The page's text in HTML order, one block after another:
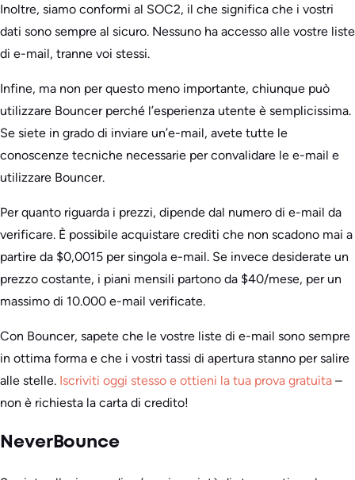
Inoltre, siamo conformi al SOC2, il che significa che i vostri
dati sono sempre al sicuro. Nessuno ha accesso alle vostre liste
di e-mail, tranne voi stessi.
Infine, ma non per questo meno importante, chiunque può
utilizzare Bouncer perché l’esperienza utente è semplicissima.
Se siete in grado di inviare un’e-mail, avete tutte le
conoscenze tecniche necessarie per convalidare le e-mail e
utilizzare Bouncer.
Per quanto riguarda i prezzi, dipende dal numero di e-mail da
verificare. È possibile acquistare crediti che non scadono mai a
partire da $0,0015 per singola e-mail. Se invece desiderate un
prezzo costante, i piani mensili partono da $40/mese, per un
massimo di 10.000 e-mail verificate.
Con Bouncer, sapete che le vostre liste di e-mail sono sempre
in ottima forma e che i vostri tassi di apertura stanno per salire
alle stelle. Iscriviti oggi stesso e ottieni la tua prova gratuita –
non è richiesta la carta di credito!
NeverBounce